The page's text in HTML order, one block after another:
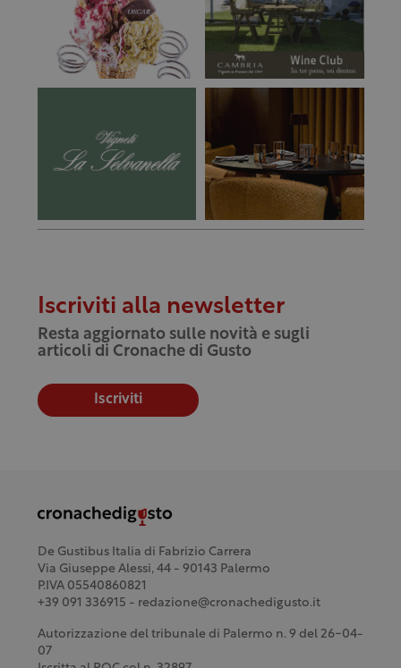
Iscriviti alla newsletter
Resta aggiornato sulle novità e sugli
articoli di Cronache di Gusto
Iscriviti
De Gustibus Italia di Fabrizio Carrera
Via Giuseppe Alessi, 44 - 90143 Palermo
P.IVA 05540860821
+39 091 336915 - redazione@cronachedigusto.it
Autorizzazione del tribunale di Palermo n. 9 del 26-04-
07